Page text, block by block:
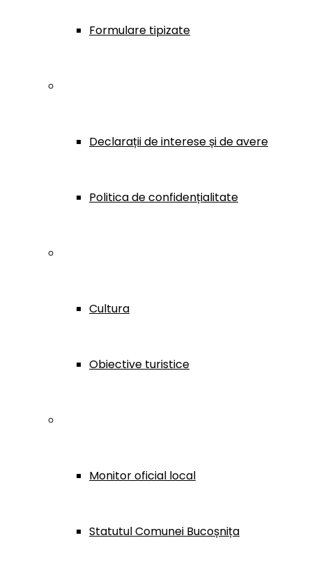
Formulare tipizate
Declarații de interese și de avere
Politica de confidențialitate
Cultura
Obiective turistice
Monitor oficial local
Statutul Comunei Bucoșnița